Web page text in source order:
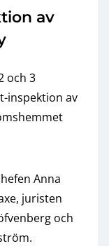
av
och 3
inspektion av
Anna
juristen
och